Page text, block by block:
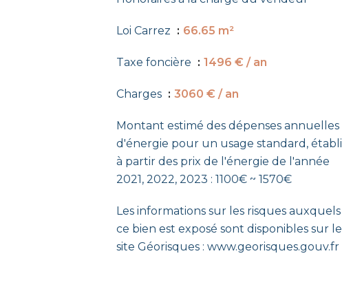
Loi Carrez 66.65 m²
Taxe foncière 1496 € / an
Charges 3060 € / an
Montant estimé des dépenses annuelles
d'énergie pour un usage standard, établi
à partir des prix de l'énergie de l'année
2021, 2022, 2023 : 1100€ ~ 1570€
Les informations sur les risques auxquels
ce bien est exposé sont disponibles sur le
site Géorisques : www.georisques.gouv.fr